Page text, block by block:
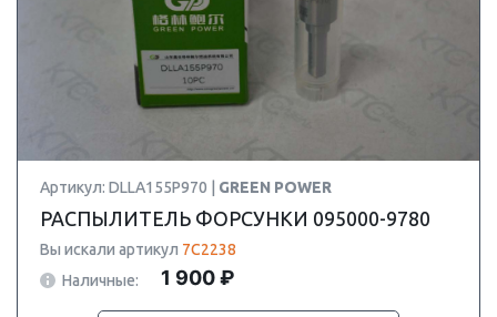
Артикул: DLLA155P970 | GREEN POWER
РАСПЫЛИТЕЛЬ ФОРСУНКИ 095000-9780
Вы искали артикул 7C2238
Наличные:
1 900 ₽